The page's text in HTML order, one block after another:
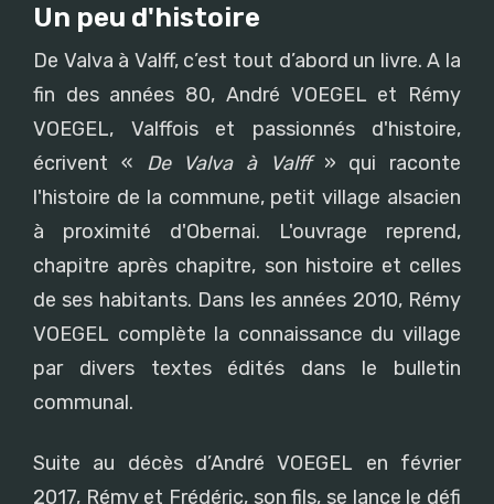
Un peu d'histoire
De Valva à Valff, c’est tout d’abord un livre. A la
fin des années 80, André VOEGEL et Rémy
VOEGEL, Valffois et passionnés d'histoire,
écrivent « De Valva à Valff» qui raconte
l'histoire de la commune, petit village alsacien
à proximité d'Obernai. L'ouvrage reprend,
chapitre après chapitre, son histoire et celles
de ses habitants. Dans les années 2010, Rémy
VOEGEL complète la connaissance du village
par divers textes édités dans le bulletin
communal.
Suite au décès d’André VOEGEL en février
2017, Rémy et Frédéric, son fils, se lance le défi